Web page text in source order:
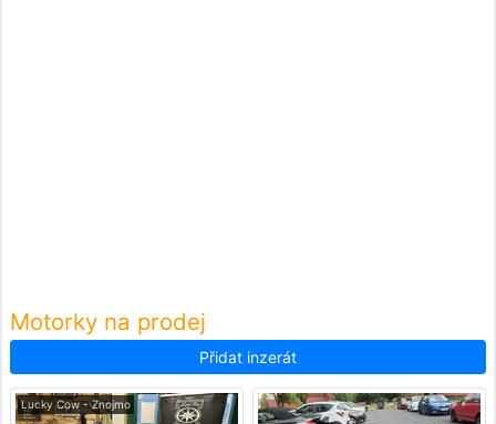
Motorky na prodej
Přidat inzerát
Lucky Cow - Znojmo